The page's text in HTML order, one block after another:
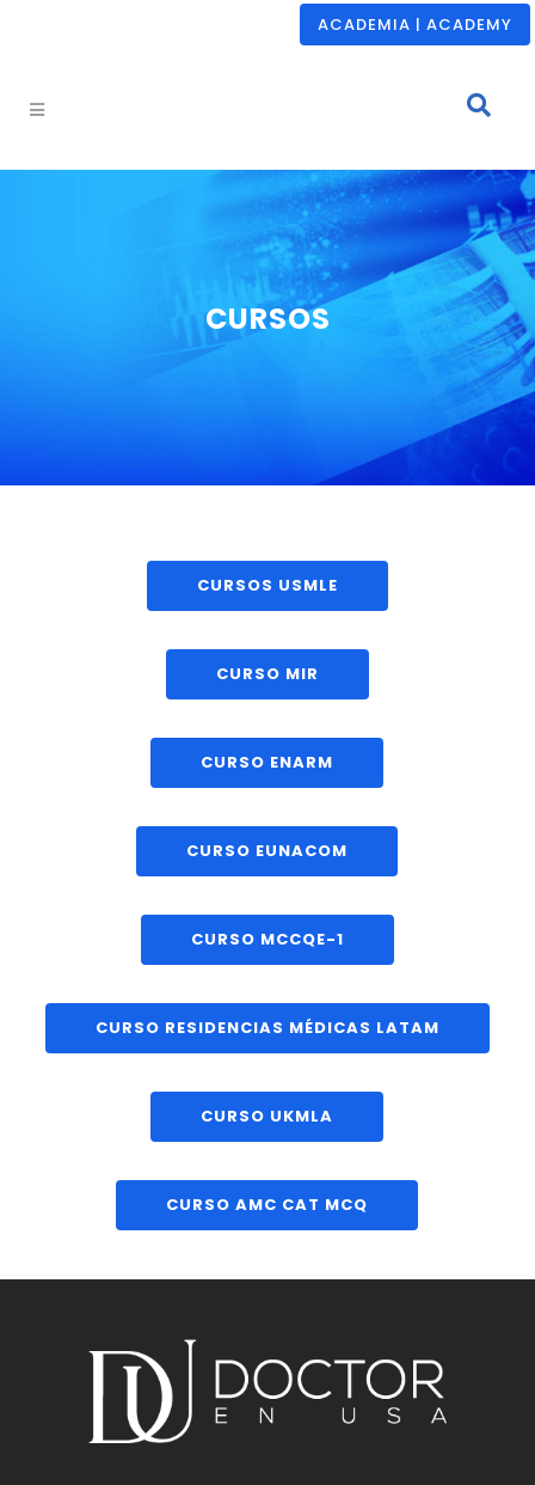
ACADEMIA | ACADEMY
CURSOS
CURSOS USMLE
CURSO MIR
CURSO ENARM
CURSO EUNACOM
CURSO MCCQE-1
CURSO RESIDENCIAS MÉDICAS LATAM
CURSO UKMLA
CURSO AMC CAT MCQ